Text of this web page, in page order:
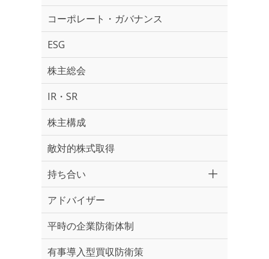
コーポレート・ガバナンス
ESG
株主総会
IR・SR
株主構成
敵対的株式取得
持ち合い
アドバイザー
平時の企業防衛体制
有事導入型買収防衛策